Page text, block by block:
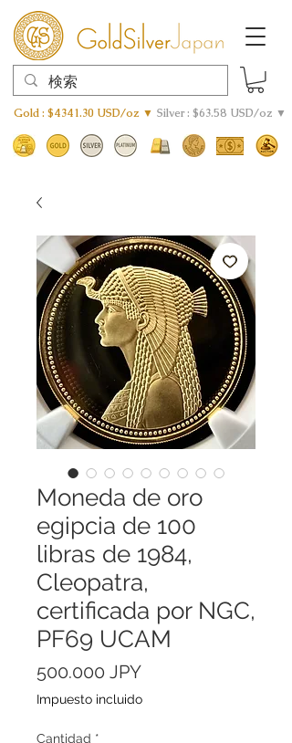
Gold : $4341.30 USD/oz ▼ Silver : $63.58 USD/oz ▼
Moneda de oro
egipcia de 100
libras de 1984,
Cleopatra,
certificada por NGC,
PF69 UCAM
500.000 JPYPrecio
Impuesto incluido
Cantidad *